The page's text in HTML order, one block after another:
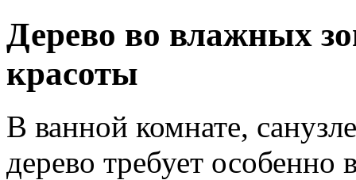
Дерево во влажных
красоты
В ванной комнате,
дерево требует особенно